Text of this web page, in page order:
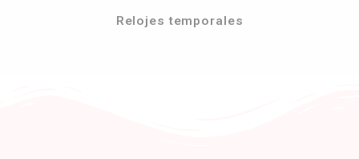
Relojes temporales